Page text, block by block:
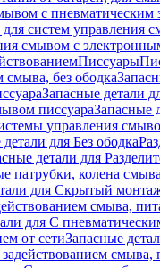
с пневматическим
систем управления
смывом с
Писсуары
без ободка
Запасные детали
писсуараЗапасные
управления
для Без ободка
детали для
патрубки, колена
для Скрытый
смыва,
для С
от сетиЗапасные
смыва,